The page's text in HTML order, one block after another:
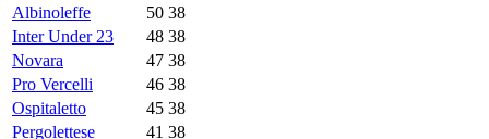
Albinoleffe
50 38
Inter Under 23
48 38
Novara
47 38
Pro Vercelli
46 38
Ospitaletto
45 38
Pergolettese
41 38